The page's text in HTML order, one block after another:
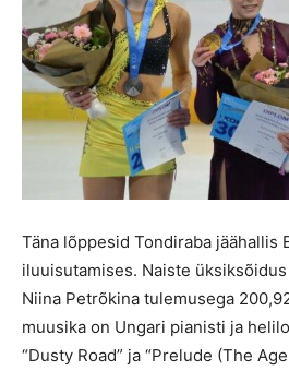
Täna lõppesid Tondiraba jäähallis
iluuisutamises. Naiste
Niina Petrõkina tulemusega
muusika on Ungari pianisti ja
“Dusty Road” ja “Prelude (The